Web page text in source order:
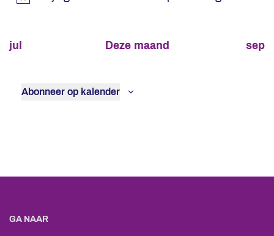
Bericht
jul Deze maand sep
Abonneer op kalender
GA NAAR